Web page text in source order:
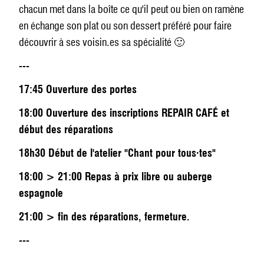
chacun met dans la boîte ce qu'il peut ou bien on ramène
en échange son plat ou son dessert préféré pour faire
découvrir à ses voisin.es sa spécialité 🙂
---
17:45 Ouverture des portes
18:00 Ouverture des inscriptions REPAIR CAFÉ et
début des réparations
18h30 Début de l'atelier "Chant pour tous·tes"
18:00 > 21:00 Repas à prix libre ou auberge
espagnole
21:00 > fin des réparations, fermeture.
---